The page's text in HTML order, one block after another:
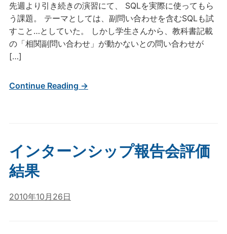
先週より引き続きの演習にて、 SQLを実際に使ってもら
う課題。 テーマとしては、副問い合わせを含むSQLも試
すこと…としていた。 しかし学生さんから、教科書記載
の「相関副問い合わせ」が動かないとの問い合わせが
[…]
Continue Reading →
インターンシップ報告会評価
結果
2010年10月26日